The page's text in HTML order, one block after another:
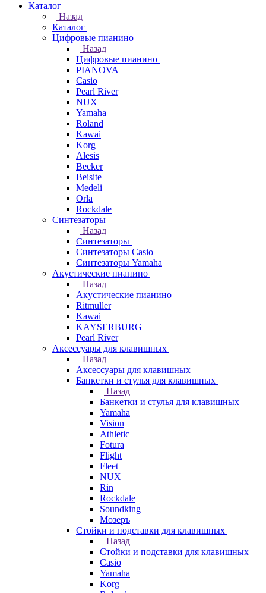
Каталог
Назад
Каталог
Цифровые пианино
Назад
Цифровые пианино
PIANOVA
Casio
Pearl River
NUX
Yamaha
Roland
Kawai
Korg
Alesis
Becker
Beisite
Medeli
Orla
Rockdale
Синтезаторы
Назад
Синтезаторы
Синтезаторы Casio
Синтезаторы Yamaha
Акустические пианино
Назад
Акустические пианино
Ritmuller
Kawai
KAYSERBURG
Pearl River
Аксессуары для клавишных
Назад
Аксессуары для клавишных
Банкетки и стулья для клавишных
Назад
Банкетки и стулья для клавишных
Yamaha
Vision
Athletic
Fotura
Flight
Fleet
NUX
Rin
Rockdale
Soundking
Мозеръ
Стойки и подставки для клавишных
Назад
Стойки и подставки для клавишных
Casio
Yamaha
Korg